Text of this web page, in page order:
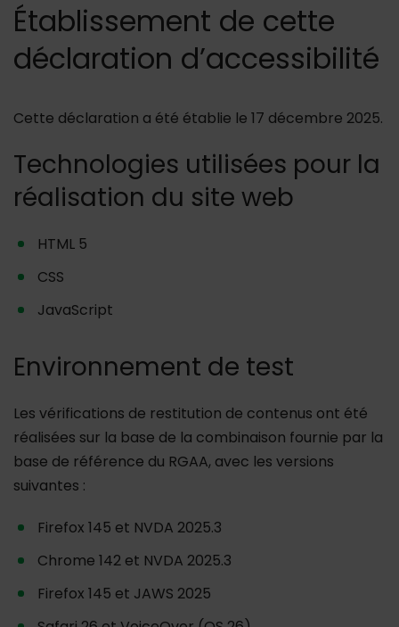
Établissement de cette
déclaration d’accessibilité
Cette déclaration a été établie le 17 décembre 2025.
Technologies utilisées pour la
réalisation du site web
HTML 5
CSS
JavaScript
Environnement de test
Les vérifications de restitution de contenus ont été
réalisées sur la base de la combinaison fournie par la
base de référence du RGAA, avec les versions
suivantes :
Firefox 145 et NVDA 2025.3
Chrome 142 et NVDA 2025.3
Firefox 145 et JAWS 2025